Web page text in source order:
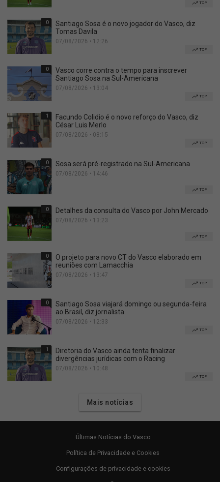
TOP
0
Santiago Sosa é o novo jogador do Vasco, diz
Tomas Davila
07/08/2026 • 12:26
TOP
0
Vasco corre contra o tempo para inscrever
Santiago Sosa na Sul-Americana
07/08/2026 • 13:04
TOP
1
Facundo Colidio é o novo reforço do Vasco, diz
César Luis Merlo
07/08/2026 • 08:15
TOP
0 Sosa será pré-registrado na Sul-Americana
07/08/2026 • 14:46
TOP
0 Detalhes da consulta do Vasco por John Mercado
07/08/2026 • 13:23
TOP
0
O projeto para novo CT do Vasco elaborado em
reuniões com Lamacchia
07/08/2026 • 13:47
TOP
0
Santiago Sosa viajará domingo ou segunda-feira
ao Brasil, diz jornalista
07/08/2026 • 12:33
TOP
1
Diretoria do Vasco ainda tenta finalizar
divergências jurídicas com o Racing
07/08/2026 • 10:48
TOP
Mais notícias
Últimas Notícias do Vasco
Política de Privacidade e Cookies
Configurações de privacidade e cookies